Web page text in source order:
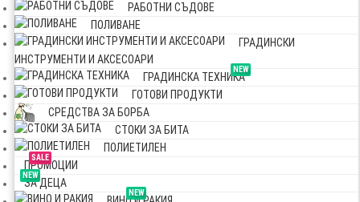
РАБОТНИ СЪДОВЕ
ПОЛИВАНЕ
ГРАДИНСКИ
ИНСТРУМЕНТИ И АКСЕСОАРИ
NEW
ГРАДИНСКА ТЕХНИКА
ГОТОВИ ПРОДУКТИ
СРЕДСТВА ЗА БОРБА
СТОКИ ЗА БИТА
ПОЛИЕТИЛЕН
SALE
ПРОМОЦИИ
NEW
ЗА ДЕЦА
NEW